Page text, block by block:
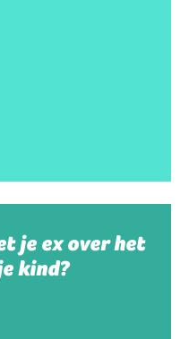
je ex over het
kind?